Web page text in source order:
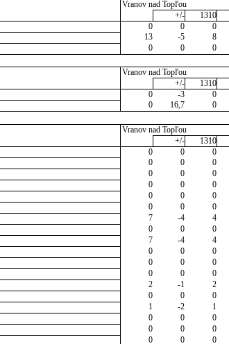
Vranov nad Topľou
+/-
1310
0 0 0
13 -5 8
0 0 0
Vranov nad Topľou
+/-
1310
0 -3 0
0 16,7 0
Vranov nad Topľou
+/-
1310
0 0 0
0 0 0
0 0 0
0 0 0
0 0 0
0 0 0
7 -4 4
0 0 0
7 -4 4
0 0 0
0 0 0
0 0 0
2 -1 2
0 0 0
1 -2 1
0 0 0
0 0 0
0 0 0